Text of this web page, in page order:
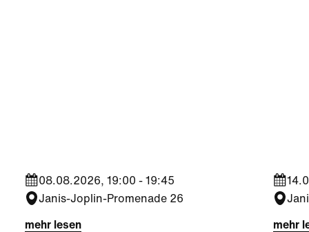
08.08.2026, 19:00 - 19:45
Janis-Joplin-Promenade 26
mehr lesen mehr